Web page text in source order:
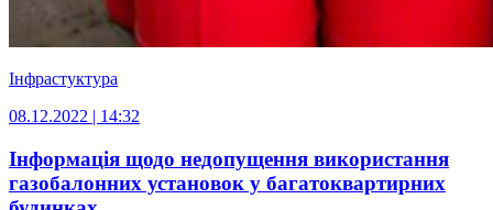
Інфрастуктура
08.12.2022 | 14:32
Інформація щодо недопущення використання
газобалонних установок у багатоквартирних